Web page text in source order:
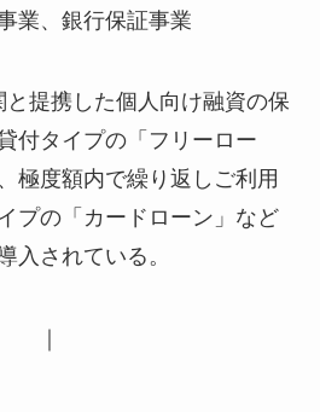
業、銀行保証事業
提携した個人向け融資の保
付タイプの「フリーロー
極度額内で繰り返しご利用
プの「カードローン」など
入されている。